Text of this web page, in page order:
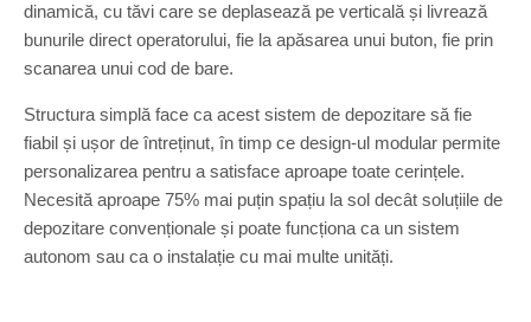
dinamică, cu tăvi care se deplasează pe verticală și livrează
bunurile direct operatorului, fie la apăsarea unui buton, fie prin
scanarea unui cod de bare.
Structura simplă face ca acest sistem de depozitare să fie
fiabil și ușor de întreținut, în timp ce design-ul modular permite
personalizarea pentru a satisface aproape toate cerințele.
Necesită aproape 75% mai puțin spațiu la sol decât soluțiile de
depozitare convenționale și poate funcționa ca un sistem
autonom sau ca o instalație cu mai multe unități.